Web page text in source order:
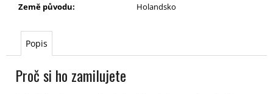
Země původu: Holandsko
Popis
Proč si ho zamilujete